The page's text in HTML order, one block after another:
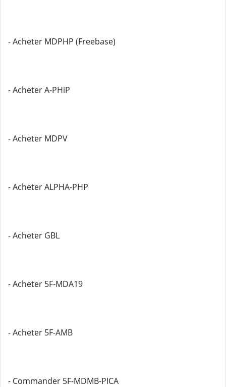
- Acheter MDPHP (Freebase)
- Acheter A-PHiP
- Acheter MDPV
- Acheter ALPHA-PHP
- Acheter GBL
- Acheter 5F-MDA19
- Acheter 5F-AMB
- Commander 5F-MDMB-PICA